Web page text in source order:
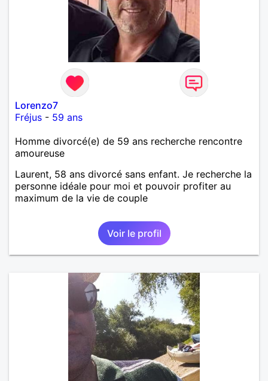
Lorenzo7
Fréjus - 59 ans
Homme divorcé(e) de 59 ans recherche rencontre
amoureuse
Laurent, 58 ans divorcé sans enfant. Je recherche la
personne idéale pour moi et pouvoir profiter au
maximum de la vie de couple
Voir le profil